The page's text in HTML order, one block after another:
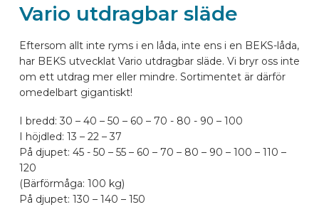
SKRÄDDARSYDD
SEKTORERNA
BILMÄRKEN
KONTAKTA
Vario utdragbar släde
Eftersom allt inte ryms i en låda, inte ens i en BEKS-låda,
har BEKS utvecklat Vario utdragbar släde. Vi bryr oss inte
om ett utdrag mer eller mindre. Sortimentet är därför
omedelbart gigantiskt!
I bredd: 30 – 40 – 50 – 60 – 70 - 80 - 90 – 100
I höjdled: 13 – 22 – 37
På djupet: 45 - 50 – 55 – 60 – 70 – 80 – 90 – 100 – 110 –
120
(Bärförmåga: 100 kg)
På djupet: 130 – 140 – 150